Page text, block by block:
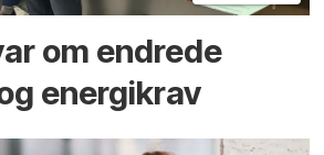
om endrede
energikrav